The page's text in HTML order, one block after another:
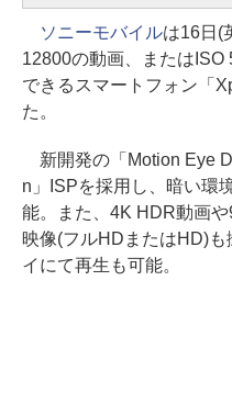
ソニーモバイルは16日(
12800の動画、または
できるスマートフォン「
た。
新開発の「Motion Eye
n」ISPを採用し、暗い環
能。また、4K HDR動画
映像(フルHDまたはHD)
イにて再生も可能。